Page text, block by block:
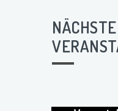
NÄCHSTE